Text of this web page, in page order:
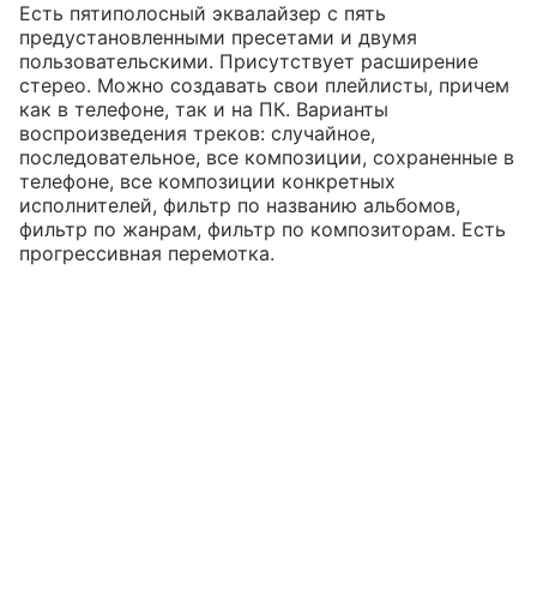
Есть пятиполосный эквалайзер с пять
предустановленными пресетами и двумя
пользовательскими. Присутствует расширение
стерео. Можно создавать свои плейлисты, причем
как в телефоне, так и на ПК. Варианты
воспроизведения треков: случайное,
последовательное, все композиции, сохраненные в
телефоне, все композиции конкретных
исполнителей, фильтр по названию альбомов,
фильтр по жанрам, фильтр по композиторам. Есть
прогрессивная перемотка.